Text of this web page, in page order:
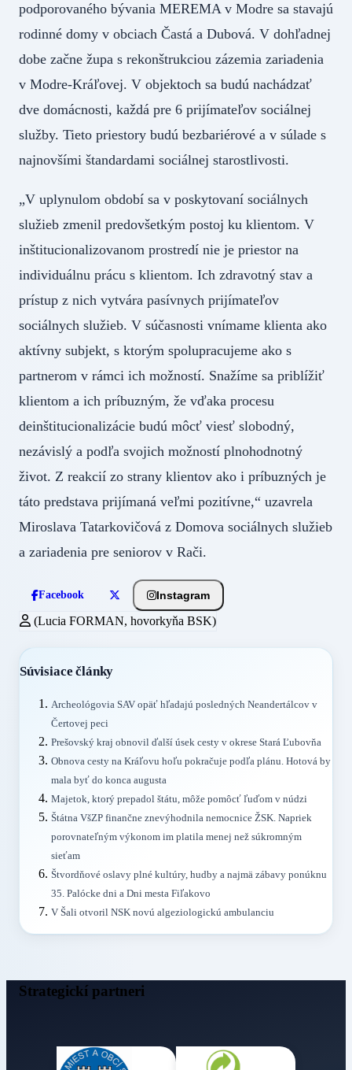
podporovaného bývania MEREMA v Modre sa stavajú
rodinné domy v obciach Častá a Dubová. V dohľadnej
dobe začne župa s rekonštrukciou zázemia zariadenia
v Modre-Kráľovej. V objektoch sa budú nachádzať
dve domácnosti, každá pre 6 prijímateľov sociálnej
služby. Tieto priestory budú bezbariérové a v súlade s
najnovšími štandardami sociálnej starostlivosti.
„V uplynulom období sa v poskytovaní sociálnych
služieb zmenil predovšetkým postoj ku klientom. V
inštitucionalizovanom prostredí nie je priestor na
individuálnu prácu s klientom. Ich zdravotný stav a
prístup z nich vytvára pasívnych prijímateľov
sociálnych služieb. V súčasnosti vnímame klienta ako
aktívny subjekt, s ktorým spolupracujeme ako s
partnerom v rámci ich možností. Snažíme sa priblížiť
klientom a ich príbuzným, že vďaka procesu
deinštitucionalizácie budú môcť viesť slobodný,
nezávislý a podľa svojich možností plnohodnotný
život. Z reakcií zo strany klientov ako i príbuzných je
táto predstava prijímaná veľmi pozitívne,“ uzavrela
Miroslava Tatarkovičová z Domova sociálnych služieb
a zariadenia pre seniorov v Rači.
Facebook Instagram
(Lucia FORMAN, hovorkyňa BSK)
Súvisiace články
Archeológovia SAV opäť hľadajú posledných Neandertálcov v
Čertovej peci
Prešovský kraj obnovil ďalší úsek cesty v okrese Stará Ľubovňa
Obnova cesty na Kráľovu hoľu pokračuje podľa plánu. Hotová by
mala byť do konca augusta
Majetok, ktorý prepadol štátu, môže pomôcť ľuďom v núdzi
Štátna VšZP finančne znevýhodnila nemocnice ŽSK. Napriek
porovnateľným výkonom im platila menej než súkromným
sieťam
Štvordňové oslavy plné kultúry, hudby a najmä zábavy ponúknu
35. Palócke dni a Dni mesta Fiľakovo
V Šali otvoril NSK novú algeziologickú ambulanciu
Strategickí partneri